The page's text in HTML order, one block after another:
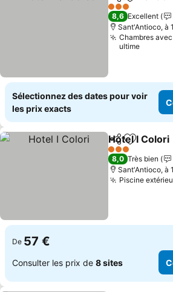
Ajouter à
3 Étoiles
8,6 Excellent
Sant'Antioco, à
Chambres
ultime
Sélectionnez des dates pour voir
les prix exacts
PartagerAjouter à
Hotel I Colori
3 Étoiles
8,0 Très bien
Sant'Antioco, à
Piscine
De 57 €
Consulter les prix de 8 sites